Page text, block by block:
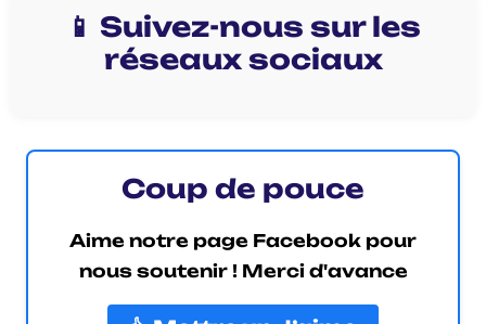
📱 Suivez-nous sur les
réseaux sociaux
Coup de pouce
Aime notre page Facebook pour
nous soutenir ! Merci d'avance